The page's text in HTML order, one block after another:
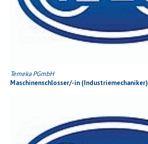
Temeka PGmbH
Maschinenschlosser/-in (Industriemechaniker)